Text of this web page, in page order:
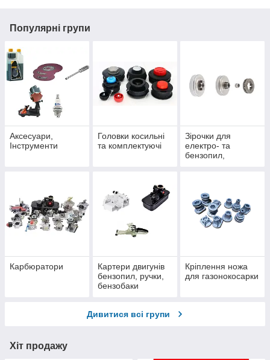
Популярні групи
Аксесуари,
Інструменти
Головки косильні
та комплектуючі
Зірочки для
електро- та
бензопил,
Карбюратори
Картери двигунів
бензопил, ручки,
бензобаки
Кріплення ножа
для газонокосарки
Дивитися всі групи
Хіт продажу